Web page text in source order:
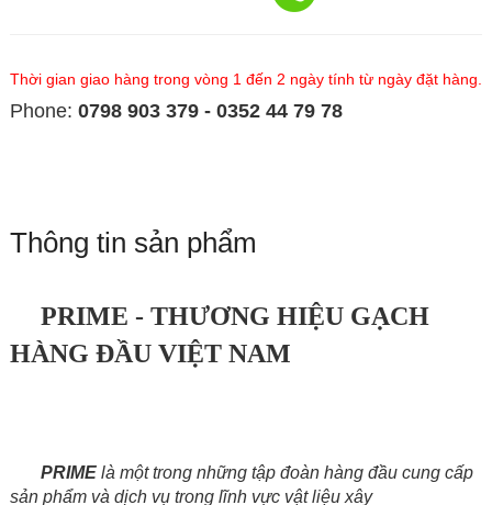
Thời gian giao hàng trong vòng 1 đến 2 ngày tính từ ngày đặt hàng.
Phone: 0798 903 379 - 0352 44 79 78
Thông tin sản phẩm
PRIME - THƯƠNG HIỆU GẠCH
HÀNG ĐẦU VIỆT NAM
PRIME là một trong những tập đoàn hàng đầu cung cấp
sản phẩm và dịch vụ trong lĩnh vực vật liệu xây